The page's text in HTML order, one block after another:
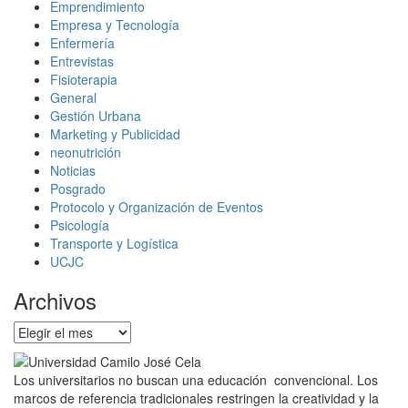
Emprendimiento
Empresa y Tecnología
Enfermería
Entrevistas
Fisioterapia
General
Gestión Urbana
Marketing y Publicidad
neonutrición
Noticias
Posgrado
Protocolo y Organización de Eventos
Psicología
Transporte y Logística
UCJC
Archivos
Archivos
Los universitarios no buscan una educación convencional. Los
marcos de referencia tradicionales restringen la creatividad y la